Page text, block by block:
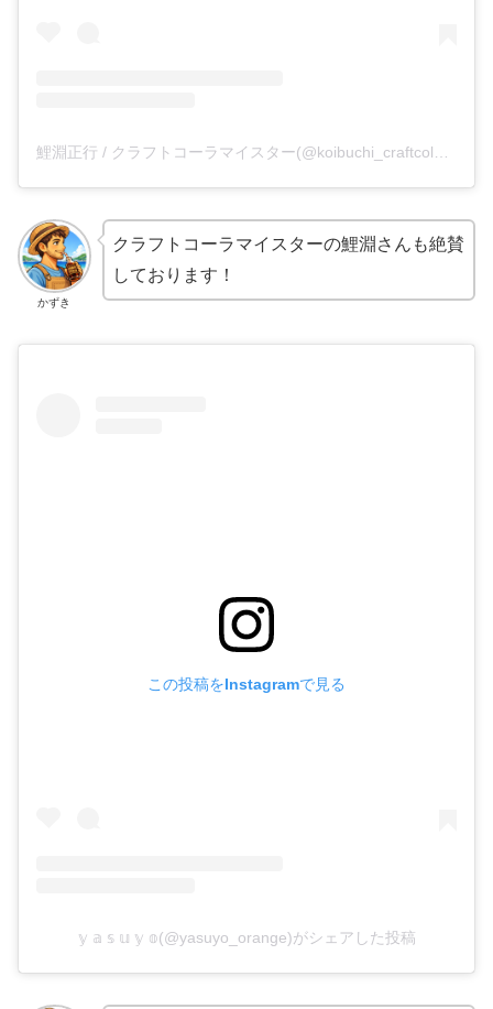
鯉淵正行 / クラフトコーラマイスター(@koibuchi_craftcolameis)がシェアした投稿
かずき
クラフトコーラマイスターの鯉淵さんも絶賛
しております！
この投稿をInstagramで見る
𝕪 𝕒 𝕤 𝕦 𝕪 𝕠(@yasuyo_orange)がシェアした投稿